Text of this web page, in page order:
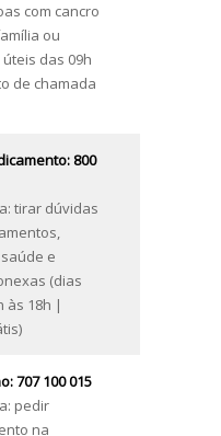
com cancro
ou
das 09h
de chamada
800
tirar dúvidas
e
(dias
às 18h |
707 100 015
pedir
na